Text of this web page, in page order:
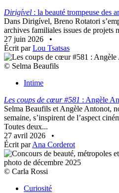
Dirigível : la beauté trompeuse des
Dans Dirigível, Breno Rotatori
archives familiales issues de projets
27 juin 2026
•
Écrit parLou Tsatsas
© Selma Beaufils
Intime
Les coups de cœur #581 : Angèle
Selma Beaufils et Angèle Antonot,
semaine, s’inspirent de l’aspect
Toutes deux...
27 avril 2026
•
Écrit parAna Corderot
© Carla Rossi
Curiosité